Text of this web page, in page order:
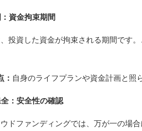
資金拘束期間
投資した資金が拘束される期間です
： 自身のライフプランや資金計画と照
：安全性の確認
ドファンディングでは、万が一の場